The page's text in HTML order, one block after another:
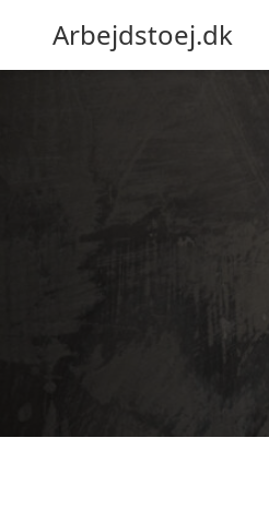
Arbejdstoej.dk